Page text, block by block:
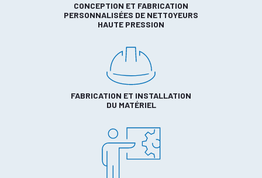
CONCEPTION ET FABRICATION
PERSONNALISÉES DE NETTOYEURS
HAUTE PRESSION
FABRICATION ET INSTALLATION
DU MATÉRIEL